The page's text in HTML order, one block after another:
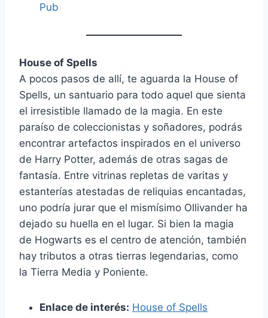
Pub
House of Spells
A pocos pasos de allí, te aguarda la House of
Spells, un santuario para todo aquel que sienta
el irresistible llamado de la magia. En este
paraíso de coleccionistas y soñadores, podrás
encontrar artefactos inspirados en el universo
de Harry Potter, además de otras sagas de
fantasía. Entre vitrinas repletas de varitas y
estanterías atestadas de reliquias encantadas,
uno podría jurar que el mismísimo Ollivander ha
dejado su huella en el lugar. Si bien la magia
de Hogwarts es el centro de atención, también
hay tributos a otras tierras legendarias, como
la Tierra Media y Poniente.
Enlace de interés: House of Spells